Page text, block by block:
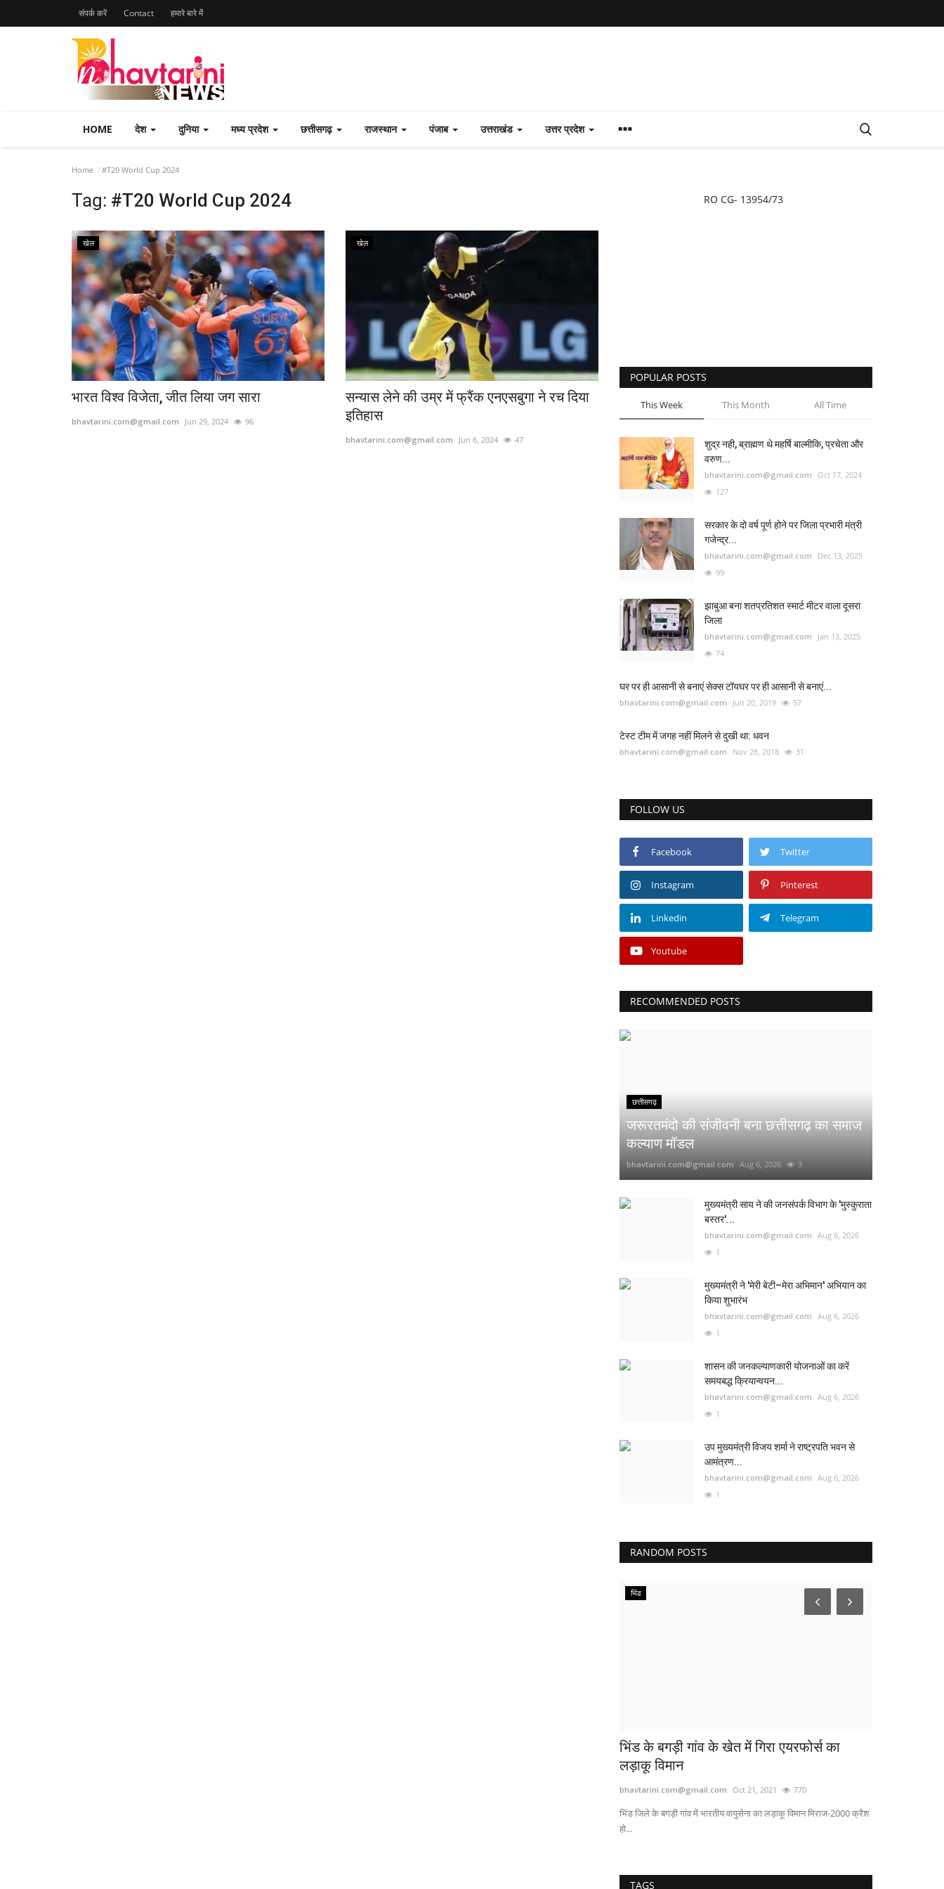
संपर्क करें Contact हमारे बारे मेंं
HOME देश दुनिया मध्य प्रदेश छत्तीसगढ़ राजस्थान पंजाब उत्तराखंड उत्तर प्रदेश
Home #T20 World Cup 2024
Tag: #T20 World Cup 2024
खेल
भारत विश्व विजेता, जीत लिया जग सारा
bhavtarini.com@gmail.com Jun 29, 2024 96
खेल
सन्यास लेने की उम्र में फ्रैंक एनएसबुगा ने रच दिया
इतिहास
bhavtarini.com@gmail.com Jun 6, 2024 47
RO CG- 13954/73
POPULAR POSTS
This Week This Month All Time
शुद्र नही, ब्राह्मण थे महर्षि बाल्मीकि, प्रचेता और
वरुण...
bhavtarini.com@gmail.com
Oct 17, 2024
127
सरकार के दो वर्ष पूर्ण होने पर जिला प्रभारी मंत्री
गजेन्द्र...
bhavtarini.com@gmail.com
Dec 13, 2025
99
झाबुआ बना शतप्रतिशत स्मार्ट मीटर वाला दूसरा
जिला
bhavtarini.com@gmail.com
Jan 13, 2025
74
घर पर ही आसानी से बनाएं सेक्स टॉयघर पर ही आसानी से बनाएं...
bhavtarini.com@gmail.com Jun 20, 2019 57
टेस्ट टीम में जगह नहीं मिलने से दुखी था: धवन
bhavtarini.com@gmail.com Nov 28, 2018 31
FOLLOW US
Facebook Twitter
Instagram Pinterest
Linkedin Telegram
Youtube
RECOMMENDED POSTS
छत्तीसगढ़
जरूरतमंदो की संजीवनी बना छत्तीसगढ़ का समाज
कल्याण मॉडल
bhavtarini.com@gmail.com Aug 6, 2026 3
मुख्यमंत्री साय ने की जनसंपर्क विभाग के 'मुस्कुराता
बस्तर'...
bhavtarini.com@gmail.com Aug 6, 2026
1
मुख्यमंत्री ने 'मेरी बेटी–मेरा अभिमान' अभियान का
किया शुभारंभ
bhavtarini.com@gmail.com Aug 6, 2026
1
शासन की जनकल्याणकारी योजनाओं का करें
समयबद्ध क्रियान्वयन...
bhavtarini.com@gmail.com Aug 6, 2026
1
उप मुख्यमंत्री विजय शर्मा ने राष्ट्रपति भवन से
आमंत्रण...
bhavtarini.com@gmail.com Aug 6, 2026
1
RANDOM POSTS
भिंड
भिंड के बगड़ी गांव के खेत में गिरा एयरफोर्स का
लड़ाकू विमान
bhavtarini.com@gmail.com Oct 21, 2021 770
भिंड जिले के बगड़ी गांव में भारतीय वायुसेना का लड़ाकू विमान मिराज-2000 क्रैश
हो...
TAGS